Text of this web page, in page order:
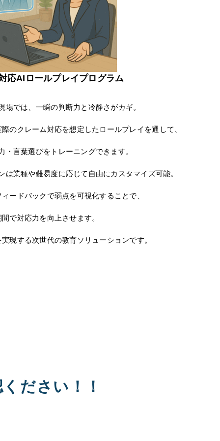
応AIロールプレイプログラム
場では、一瞬の判断力と冷静さがカギ。
のクレーム対応を想定したロールプレイを通して、
・言葉選びをトレーニングできます。
は業種や難易度に応じて自由にカスタマイズ可能。
ードバックで弱点を可視化することで、
で対応力を向上させます。
現する次世代の教育ソリューションです。
ださい！！